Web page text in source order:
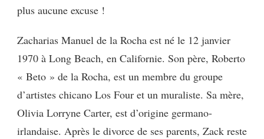
plus aucune excuse !
Zacharias Manuel de la Rocha est né le 12 janvier
1970 à Long Beach, en Californie. Son père, Roberto
« Beto » de la Rocha, est un membre du groupe
d’artistes chicano Los Four et un muraliste. Sa mère,
Olivia Lorryne Carter, est d’origine germano-
irlandaise. Après le divorce de ses parents, Zack reste